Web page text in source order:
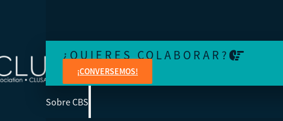
¿QUIERES COLABORAR?
¡CONVERSEMOS!
Sobre CBS